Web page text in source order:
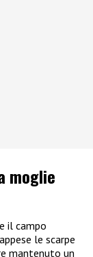
moglie
il campo
le scarpe
mantenuto un